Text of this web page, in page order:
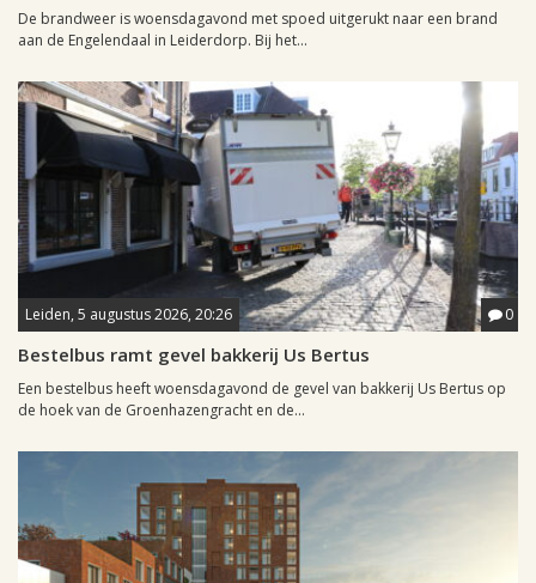
De brandweer is woensdagavond met spoed uitgerukt naar een brand
aan de Engelendaal in Leiderdorp. Bij het...
Leiden, 5 augustus 2026, 20:26 0
Bestelbus ramt gevel bakkerij Us Bertus
Een bestelbus heeft woensdagavond de gevel van bakkerij Us Bertus op
de hoek van de Groenhazengracht en de...